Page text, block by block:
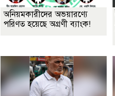
অনিয়মকারীদের অভয়ারণ্যে
পরিণত হয়েছে অগ্রণী ব্যাংক!